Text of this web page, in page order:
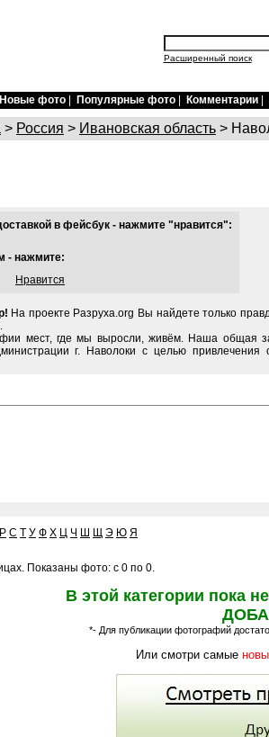
Расширенный поиск
Новые фото Популярные фото Комментарии
> Россия > Ивановская область >
в фейсбук - нажмите "нравится":
- нажмите:
Нравится
На проекте Разруха.org Вы найдете только
мест, где мы выросли, живём. Наша общая
г. Наволоки с целью привлечения
Р С Т У Ф Х Ц Ч Ш Щ Э Ю Я
Показаны фото: с 0 по 0.
В этой категории пока
*- Для публикации фотографий
Или смотри самые